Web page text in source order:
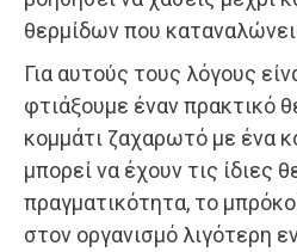
θερμίδων που
Για αυτούς τους λόγους
φτιάξουμε έναν πρακτικό
κομμάτι ζαχαρωτό με ένα
μπορεί να έχουν τις ίδιες
πραγματικότητα, το
στον οργανισμό λιγότερη